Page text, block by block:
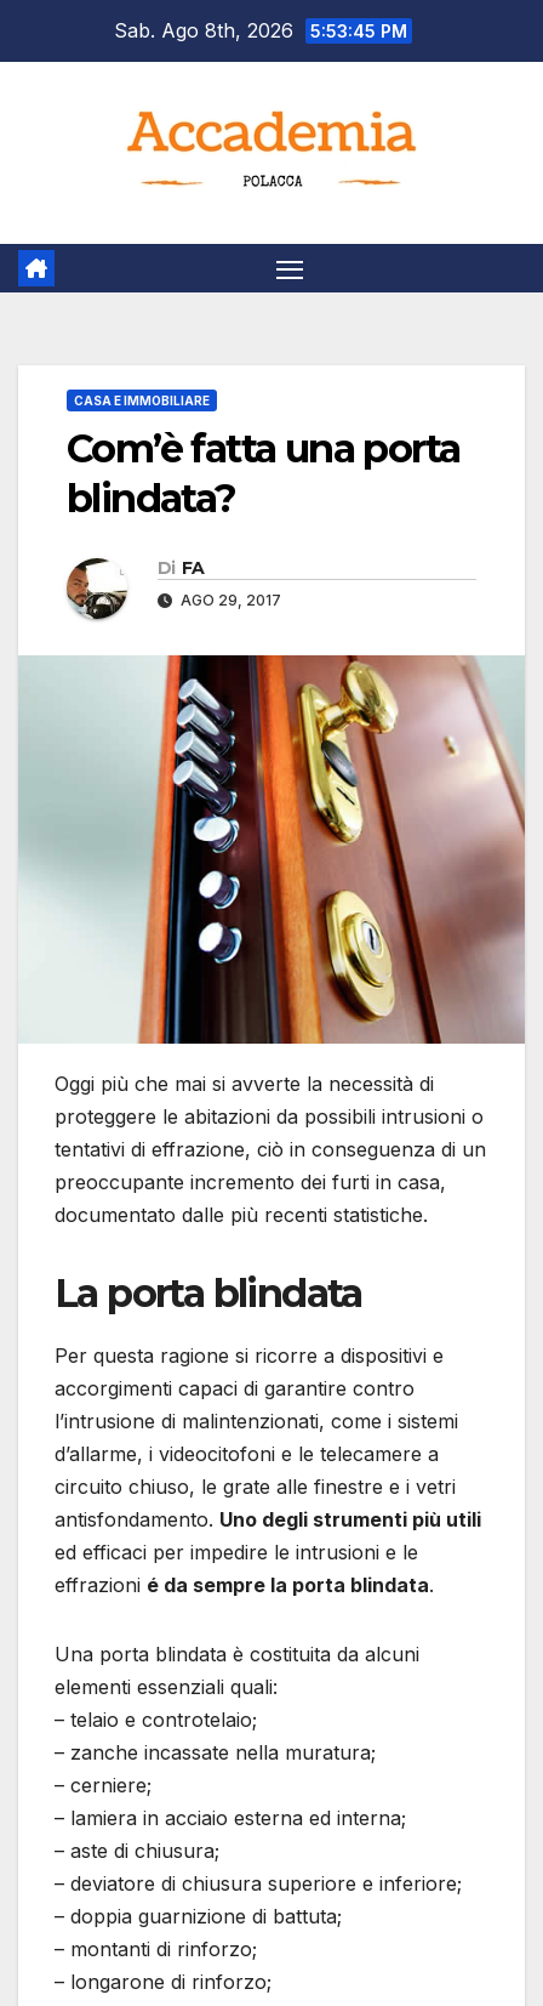
Sab. Ago 8th, 2026 5:53:46 PM
CASA E IMMOBILIARE
Com’è fatta una porta
blindata?
Di FA
AGO 29, 2017
Oggi più che mai si avverte la necessità di
proteggere le abitazioni da possibili intrusioni o
tentativi di effrazione, ciò in conseguenza di un
preoccupante incremento dei furti in casa,
documentato dalle più recenti statistiche.
La porta blindata
Per questa ragione si ricorre a dispositivi e
accorgimenti capaci di garantire contro
l’intrusione di malintenzionati, come i sistemi
d’allarme, i videocitofoni e le telecamere a
circuito chiuso, le grate alle finestre e i vetri
antisfondamento. Uno degli strumenti più utili
ed efficaci per impedire le intrusioni e le
effrazioni é da sempre la porta blindata.
Una porta blindata è costituita da alcuni
elementi essenziali quali:
– telaio e controtelaio;
– zanche incassate nella muratura;
– cerniere;
– lamiera in acciaio esterna ed interna;
– aste di chiusura;
– deviatore di chiusura superiore e inferiore;
– doppia guarnizione di battuta;
– montanti di rinforzo;
– longarone di rinforzo;